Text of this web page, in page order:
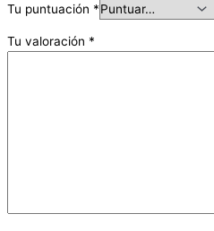
Tu puntuación *
Tu valoración *